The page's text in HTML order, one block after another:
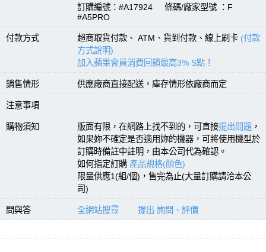
訂購編號：#A17924 條碼/廠家型號 ：F
#A5PRO
付款方式 超商取貨付款、 ATM、貨到付款、線上刷卡 (付款
方式說明)
加入蘋果會員消費回饋最高3% S點！
銷售情形 供應廠商直接配送，庫存情形依廠商而定
注意事項
購物須知 版面有限，在網路上找不到的，可直接提出問題 ，
如果妳不確定是否適用妳的機器，可將使用機型於
訂購時備註中註明，由本公司代為確認。
如何指定訂購 產品規格(顏色)
限量供應1(組/個)，售完為止(大量訂購請洽本公
司)
問與答 全網站搜尋 提出 詢問、評價